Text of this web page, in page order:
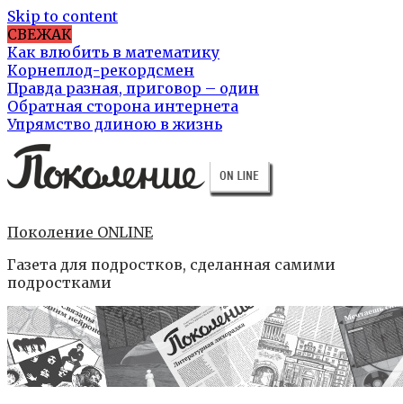
Skip to content
СВЕЖАК
Как влюбить в математику
Корнеплод-рекордсмен
Правда разная, приговор – один
Обратная сторона интернета
Упрямство длиною в жизнь
Поколение ONLINE
Газета для подростков, сделанная самими
подростками